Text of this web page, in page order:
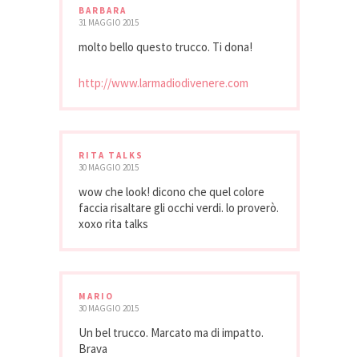
BARBARA
31 MAGGIO 2015
molto bello questo trucco. Ti dona!
http://www.larmadiodivenere.com
RITA TALKS
30 MAGGIO 2015
wow che look! dicono che quel colore
faccia risaltare gli occhi verdi. lo proverò.
xoxo rita talks
MARIO
30 MAGGIO 2015
Un bel trucco. Marcato ma di impatto.
Brava